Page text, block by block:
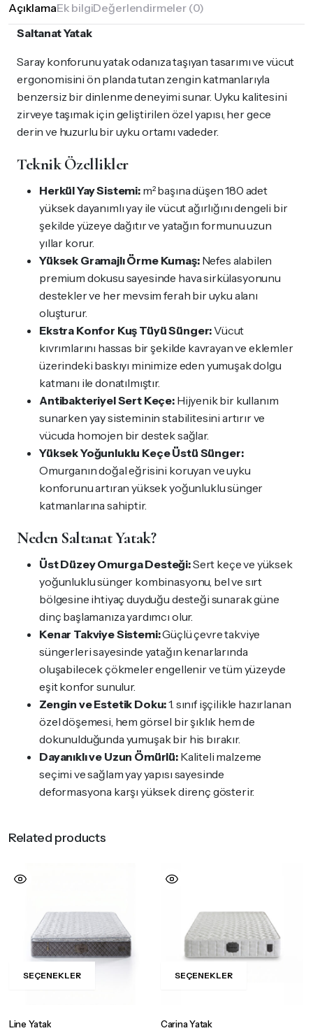
AçıklamaEk bilgiDeğerlendirmeler (0)
Saltanat Yatak
Saray konforunu yatak odanıza taşıyan tasarımı ve vücut
ergonomisini ön planda tutan zengin katmanlarıyla
benzersiz bir dinlenme deneyimi sunar. Uyku kalitesini
zirveye taşımak için geliştirilen özel yapısı, her gece
derin ve huzurlu bir uyku ortamı vadeder.
Teknik Özellikler
Herkül Yay Sistemi:m² başına düşen 180 adet
yüksek dayanımlı yay ile vücut ağırlığını dengeli bir
şekilde yüzeye dağıtır ve yatağın formunu uzun
yıllar korur.
Yüksek Gramajlı Örme Kumaş:Nefes alabilen
premium dokusu sayesinde hava sirkülasyonunu
destekler ve her mevsim ferah bir uyku alanı
oluşturur.
Ekstra Konfor Kuş Tüyü Sünger:Vücut
kıvrımlarını hassas bir şekilde kavrayan ve eklemler
üzerindeki baskıyı minimize eden yumuşak dolgu
katmanı ile donatılmıştır.
Antibakteriyel Sert Keçe: Hijyenik bir kullanım
sunarken yay sisteminin stabilitesini artırır ve
vücuda homojen bir destek sağlar.
Yüksek Yoğunluklu Keçe Üstü Sünger:
Omurganın doğal eğrisini koruyan ve uyku
konforunu artıran yüksek yoğunluklu sünger
katmanlarına sahiptir.
Neden Saltanat Yatak?
Üst Düzey Omurga Desteği:Sert keçe ve yüksek
yoğunluklu sünger kombinasyonu, bel ve sırt
bölgesine ihtiyaç duyduğu desteği sunarak güne
dinç başlamanıza yardımcı olur.
Kenar Takviye Sistemi:Güçlü çevre takviye
süngerleri sayesinde yatağın kenarlarında
oluşabilecek çökmeler engellenir ve tüm yüzeyde
eşit konfor sunulur.
Zengin ve Estetik Doku:1. sınıf işçilikle hazırlanan
özel döşemesi, hem görsel bir şıklık hem de
dokunulduğunda yumuşak bir his bırakır.
Dayanıklı ve Uzun Ömürlü: Kaliteli malzeme
seçimi ve sağlam yay yapısı sayesinde
deformasyona karşı yüksek direnç gösterir.
Related products
SEÇENEKLER
birden
Line Yatak
SEÇENEKLER
birden
Carina Yatak